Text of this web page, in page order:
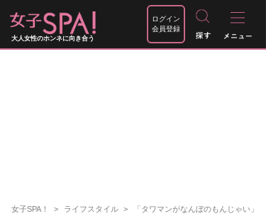
大人女性のホンネに向き合う
ログイン
会員登録
女子SPA！ ライフスタイル
「タワマンがなんぼのもんじゃい」